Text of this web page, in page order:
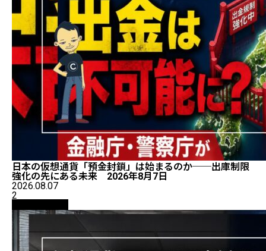
日本の仮想通貨「預金封鎖」は始まるのか──出庫制限
強化の先にある未来 2026年8月7日
2026.08.07
2